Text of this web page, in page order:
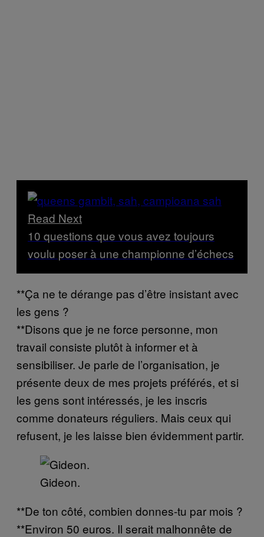
Read Next
10 questions que vous avez toujours
voulu poser à une championne d’échecs
**Ça ne te dérange pas d’être insistant avec
les gens ?
**Disons que je ne force personne, mon
travail consiste plutôt à informer et à
sensibiliser. Je parle de l’organisation, je
présente deux de mes projets préférés, et si
les gens sont intéressés, je les inscris
comme donateurs réguliers. Mais ceux qui
refusent, je les laisse bien évidemment partir.
Gideon.
**De ton côté, combien donnes-tu par mois ?
**Environ 50 euros. Il serait malhonnête de